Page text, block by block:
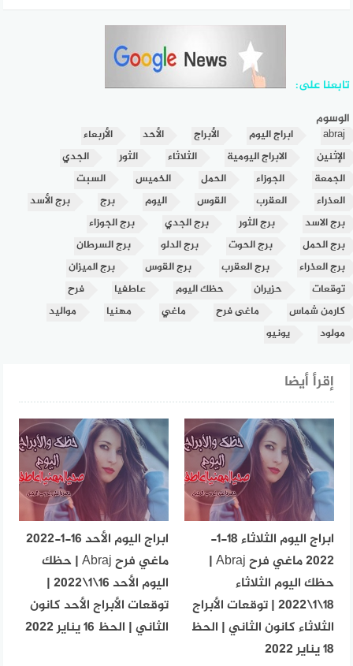
تابعنا على:
الوسوم
abraj ابراج اليوم الأبراج الأحد
الأربعاء
الإثنين
الابراج اليومية الثلاثاء الثور
الجدي
الجمعة
الجوزاء الحمل الخميس
السبت
العذراء
العقرب القوس اليوم برج
برج الأسد
برج الاسد
برج الثور برج الجدي
برج الجوزاء
برج الحمل
برج الحوت برج الدلو
برج السرطان
برج العذراء
برج العقرب برج القوس
برج الميزان
توقعات
حزيران حظك اليوم عاطفيا
فرح
كارمن شماس
ماغى فرح ماغي مهنيا
مواليد
مولود
يونيو
إقرأ أيضا
ابراج اليوم الثلاثاء 18-1-
2022 ماغي فرح Abraj |
حظك اليوم الثلاثاء
18\1\2022 | توقعات الأبراج
الثلاثاء كانون الثاني | الحظ
18 يناير 2022
ابراج اليوم الأحد 16-1-2022
ماغي فرح Abraj | حظك
اليوم الأحد 16\1\2022 |
توقعات الأبراج الأحد كانون
الثاني | الحظ 16 يناير 2022